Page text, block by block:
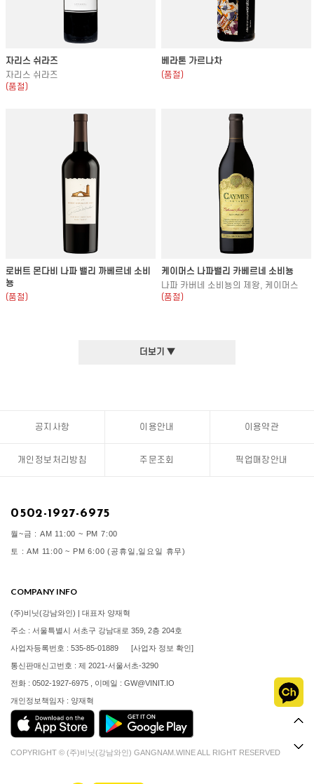
자리스 쉬라즈
자리스 쉬라즈
(품절)
베라톤 가르나차
(품절)
로버트 몬다비 나파 밸리 까베르네 소비
뇽
(품절)
케이머스 나파밸리 카베르네 소비뇽
나파 카버네 소비뇽의 제왕, 케이머스
(품절)
더보기 ▼
공지사항 이용안내 이용약관
개인정보처리방침 주문조회 픽업매장안내
0502-1927-6975
월~금 : AM 11:00 ~ PM 7:00
토 : AM 11:00 ~ PM 6:00 (공휴일,일요일 휴무)
COMPANY INFO
(주)비닛(강남와인) | 대표자 양재혁
주소 : 서울특별시 서초구 강남대로 359, 2층 204호
사업자등록번호 : 535-85-01889 [사업자 정보 확인]
통신판매신고번호 : 제 2021-서울서초-3290
전화 : 0502-1927-6975 , 이메일 : GW@VINIT.IO
개인정보책임자 : 양재혁
COPYRIGHT © (주)비닛(강남와인) GANGNAM.WINE ALL RIGHT RESERVED